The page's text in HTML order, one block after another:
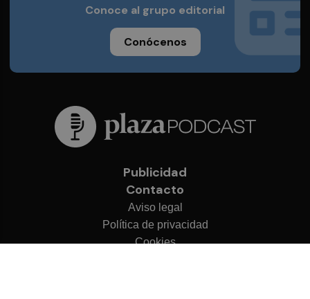
Conoce al grupo editorial
Conócenos
Publicidad
Contacto
Aviso legal
Política de privacidad
Cookies